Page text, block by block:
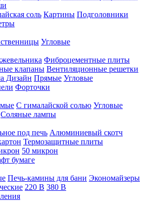
соль Картины Подголовники
Угловые
Фиброцементные плиты
клапаны Вентиляционные решетки
Дизайн Прямые Угловые
Форточки
С гималайской солью Угловые
Соляные лампы
под печь Алюминиевый скотч
Термозащитные плиты
50 микрон
бумаге
Печь-камины для бани Экономайзеры
220 В 380 В